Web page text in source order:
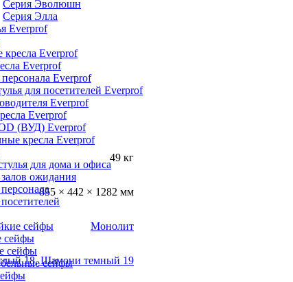
Серия Эволюшн
Серия Элла
Everprof
кресла Everprof
Everprof
Everprof
для посетителей Everprof
Everprof
Everprof
(ВУД) Everprof
кресла Everprof
для дома и офиса
ожидания
сейфы
сейфы
сейфы
сейфы
49 кг
855 × 442 × 1282 мм
Монолит
18,Шамони темный 19